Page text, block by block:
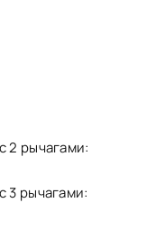
2 рычагами:
3 рычагами: